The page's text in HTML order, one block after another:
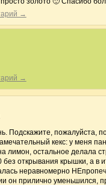
→
→
Подскажите, пожалуйста,
кекс: у меня
лимон, остальное делала
без открывания крышки, а в
неравномерно
он прилично уменьшился,